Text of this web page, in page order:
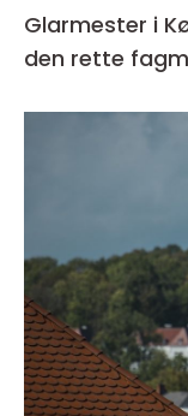
Glarmester i
den rette